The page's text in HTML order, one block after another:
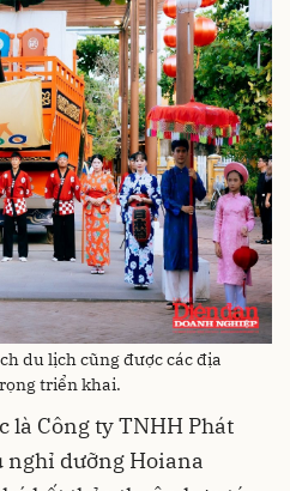
du lịch cũng được các địa
triển khai.
là Công ty TNHH Phát
dưỡng Hoiana